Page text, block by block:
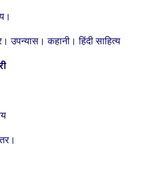
उपन्यास। कहानी। हिंदी साहित्य